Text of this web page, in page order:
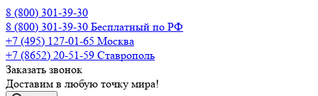
8 (800) 301-39-30
8 (800) 301-39-30 Бесплатный по РФ
+7 (495) 127-01-65 Москва
+7 (8652) 20-51-59 Ставрополь
Заказать звонок
Доставим в любую точку мира!